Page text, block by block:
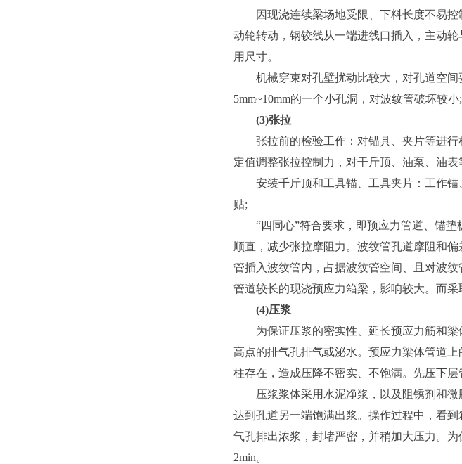
因现浇连续梁场地受限、下料长度不易控
动轮转动，钢铰线从一端进线口插入，主动
用尺寸。
机械穿束对孔壁扰动比较大，对孔道空间
5mm~10mm的一个小孔洞，对波纹管破坏较
(3)张拉
张拉前的检验工作：对锚具、夹片等进行
定值调整张拉控制力，对干斤顶、油泵、油表
安装千斤顶和工具锚、工具夹片：工作锚
贴;
“四同心”符合要求，即预应力管道、锚垫
顺直，减少张拉摩阻力。波纹管孔道摩阻和
管插入波纹管内，占据波纹管空间、且对波
管道较长的现浇预应力箱梁，影响较大。而
(4)压浆
为保证压浆的密实性、延长预应力筋和梁
高点的排气孔排气或泌水。预应力梁体管道
柱存在，造成压降不密实、不饱满。先压下
压浆浆体采用水泥净浆，以及阻锈剂和微
达到孔道另一端饱满出浆。操作过程中，看
气孔排出浓浆，封堵严密，并稍加大压力。
2min。